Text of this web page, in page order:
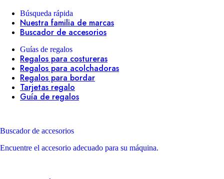
Búsqueda rápida
Nuestra familia de marcas
Buscador de accesorios
Guías de regalos
Regalos para costureras
Regalos para acolchadoras
Regalos para bordar
Tarjetas regalo
Guía de regalos
Buscador de accesorios
Encuentre el accesorio adecuado para su máquina.